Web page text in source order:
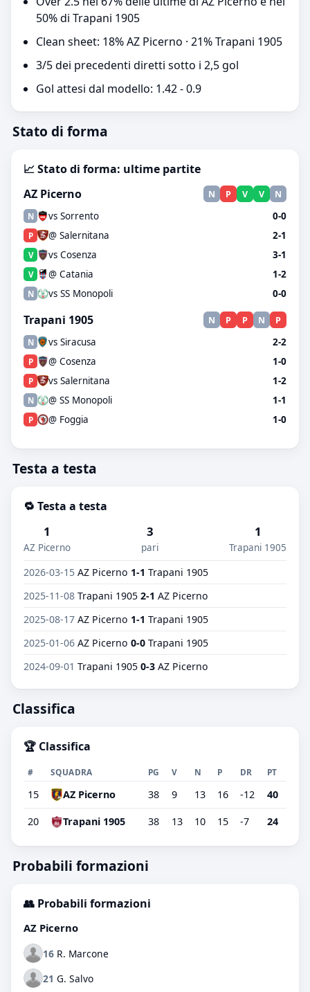
50% di Trapani 1905
Clean sheet: 18% AZ Picerno · 21% Trapani 1905
3/5 dei precedenti diretti sotto i 2,5 gol
Gol attesi dal modello: 1.42 - 0.9
Stato di forma
📈 Stato di forma: ultime partite
AZ Picerno
N P V V N
N vs Sorrento 0-0
P @ Salernitana 2-1
V vs Cosenza 3-1
V @ Catania 1-2
N vs SS Monopoli 0-0
Trapani 1905 N P P N P
N vs Siracusa 2-2
P @ Cosenza 1-0
P vs Salernitana 1-2
N @ SS Monopoli 1-1
P @ Foggia 1-0
Testa a testa
🔁 Testa a testa
1
AZ Picerno
3
pari
1
Trapani 1905
2026-03-15 AZ Picerno 1-1 Trapani 1905
2025-11-08 Trapani 1905 2-1 AZ Picerno
2025-08-17 AZ Picerno 1-1 Trapani 1905
2025-01-06 AZ Picerno 0-0 Trapani 1905
2024-09-01 Trapani 1905 0-3 AZ Picerno
Classifica
🏆 Classifica
# SQUADRA PG V N P DR PT
15 AZ Picerno 38 9 13 16 -12 40
20 Trapani 1905 38 13 10 15 -7 24
Probabili formazioni
👥 Probabili formazioni
AZ Picerno
16 R. Marcone
21 G. Salvo